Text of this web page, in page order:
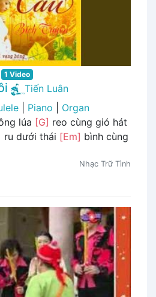
1 Video
Tiến Luân
Piano
Organ
lúa [G] reo cùng gió hát
ru dưới thái [Em] bình cùng
Nhạc Trữ Tình